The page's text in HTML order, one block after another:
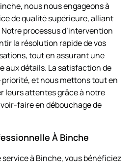
nous nous engageons à
de qualité supérieure, alliant
processus d’intervention
la résolution rapide de vos
tout en assurant une
aux détails. La satisfaction de
et nous mettons tout en
leurs attentes grâce à notre
faire en débouchage de
À Binche
à Binche, vous bénéficiez